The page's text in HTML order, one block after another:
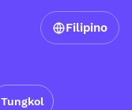
Tungkol
Filipino